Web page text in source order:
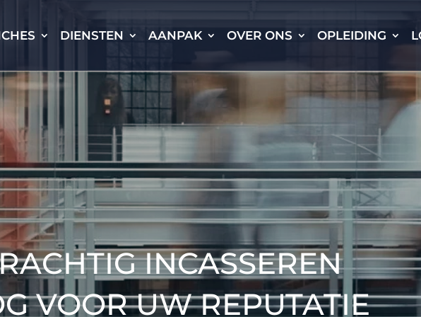
DIENSTEN AANPAK OVER ONS OPLEIDING
INCASSEREN
VOOR UW REPUTATIE